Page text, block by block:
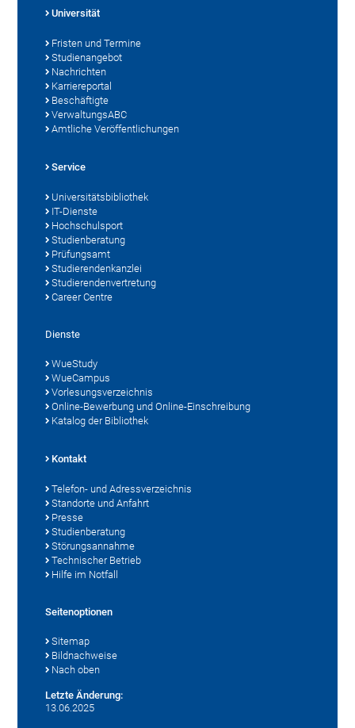
Universität
Fristen und Termine
Studienangebot
Nachrichten
Karriereportal
Beschäftigte
VerwaltungsABC
Amtliche Veröffentlichungen
Service
Universitätsbibliothek
IT-Dienste
Hochschulsport
Studienberatung
Prüfungsamt
Studierendenkanzlei
Studierendenvertretung
Career Centre
Dienste
WueStudy
WueCampus
Vorlesungsverzeichnis
Online-Bewerbung und Online-Einschreibung
Katalog der Bibliothek
Kontakt
Telefon- und Adressverzeichnis
Standorte und Anfahrt
Presse
Studienberatung
Störungsannahme
Technischer Betrieb
Hilfe im Notfall
Seitenoptionen
Sitemap
Bildnachweise
Nach oben
Letzte Änderung:
13.06.2025